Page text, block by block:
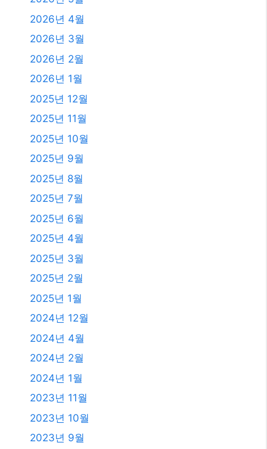
2026년 4월
2026년 3월
2026년 2월
2026년 1월
2025년 12월
2025년 11월
2025년 10월
2025년 9월
2025년 8월
2025년 7월
2025년 6월
2025년 4월
2025년 3월
2025년 2월
2025년 1월
2024년 12월
2024년 4월
2024년 2월
2024년 1월
2023년 11월
2023년 10월
2023년 9월